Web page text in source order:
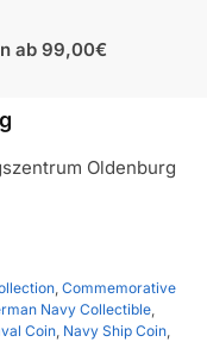
ab 99,00€
Oldenburg
, Commemorative
Navy Collectible,
Coin, Navy Ship Coin,